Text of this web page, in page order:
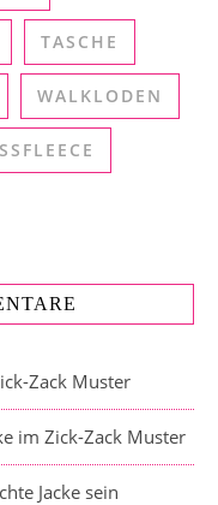
TASCHE
WALKLODEN
Zack Muster
im Zick-Zack Muster
Jacke sein